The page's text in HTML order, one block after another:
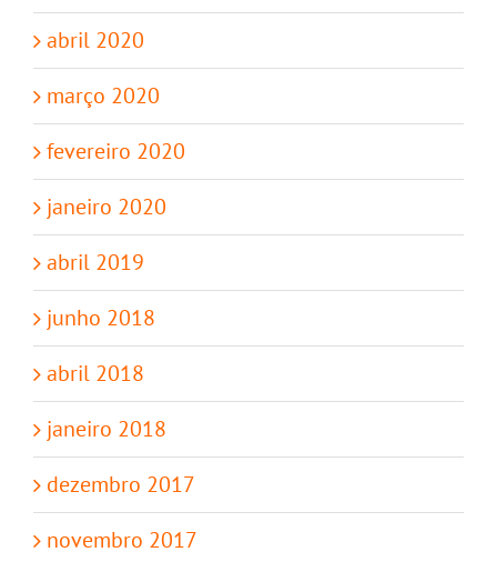
abril 2020
março 2020
fevereiro 2020
janeiro 2020
abril 2019
junho 2018
abril 2018
janeiro 2018
dezembro 2017
novembro 2017